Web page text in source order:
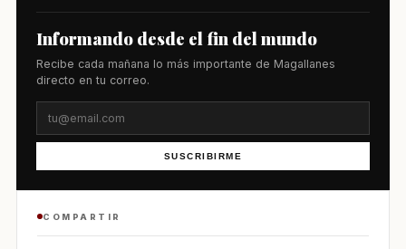
Informando desde el fin del mundo
Recibe cada mañana lo más importante de Magallanes
directo en tu correo.
SUSCRIBIRME
COMPARTIR